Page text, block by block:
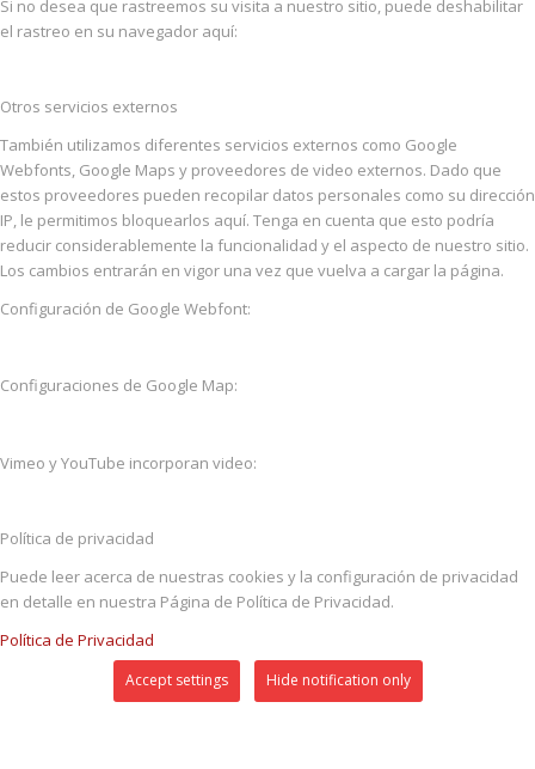
Si no desea que rastreemos su visita a nuestro sitio, puede deshabilitar
el rastreo en su navegador aquí:
Otros servicios externos
También utilizamos diferentes servicios externos como Google
Webfonts, Google Maps y proveedores de video externos. Dado que
estos proveedores pueden recopilar datos personales como su dirección
IP, le permitimos bloquearlos aquí. Tenga en cuenta que esto podría
reducir considerablemente la funcionalidad y el aspecto de nuestro sitio.
Los cambios entrarán en vigor una vez que vuelva a cargar la página.
Configuración de Google Webfont:
Configuraciones de Google Map:
Vimeo y YouTube incorporan video:
Política de privacidad
Puede leer acerca de nuestras cookies y la configuración de privacidad
en detalle en nuestra Página de Política de Privacidad.
Política de Privacidad
Accept settings Hide notification only